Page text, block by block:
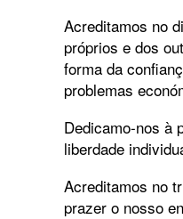
Acreditamos no
próprios e dos
forma da
problemas
Dedicamo-nos à
liberdade
Acreditamos no
prazer o nosso